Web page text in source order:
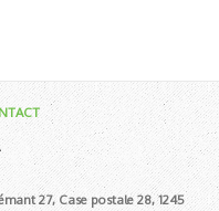
27, Case postale 28, 1245